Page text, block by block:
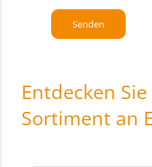
Entdecken
Sortiment an